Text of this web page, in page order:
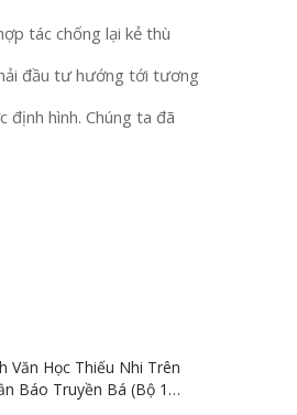
tác chống lại kẻ thù
đầu tư hướng tới tương
hình. Chúng ta đã
Văn Học Thiếu Nhi Trên
Báo Truyền Bá (Bộ 15